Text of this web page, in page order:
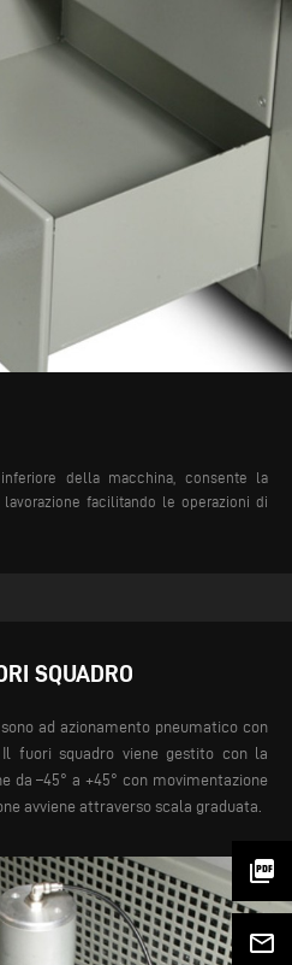
picture_as_pdf
mail_outline
della macchina, consente la
facilitando le operazioni di
SQUADRO
ad azionamento pneumatico con
Il fuori squadro viene gestito con la
da –45° a +45° con movimentazione
avviene attraverso scala graduata.